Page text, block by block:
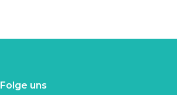
Folge uns